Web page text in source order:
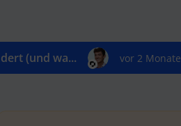
(und wa... vor 2 Monate